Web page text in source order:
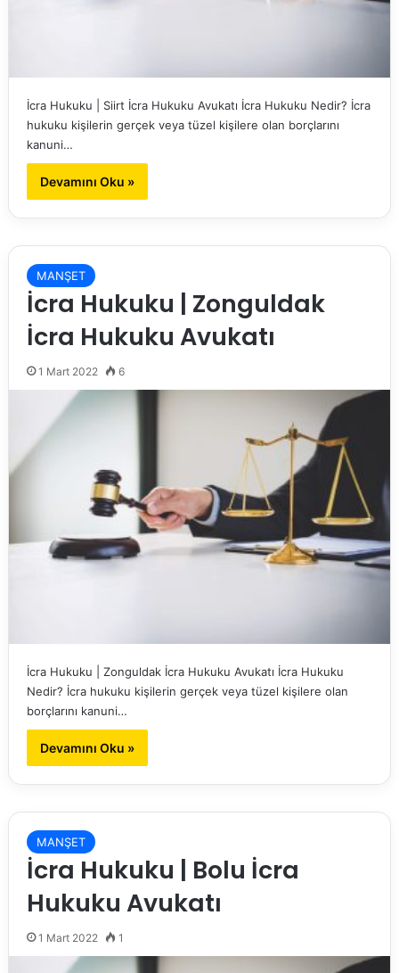
İcra Hukuku | Siirt İcra Hukuku Avukatı İcra Hukuku Nedir? İcra
hukuku kişilerin gerçek veya tüzel kişilere olan borçlarını
kanuni…
Devamını Oku »
MANŞET
İcra Hukuku | Zonguldak
İcra Hukuku Avukatı
1 Mart 2022 6
İcra Hukuku | Zonguldak İcra Hukuku Avukatı İcra Hukuku
Nedir? İcra hukuku kişilerin gerçek veya tüzel kişilere olan
borçlarını kanuni…
Devamını Oku »
MANŞET
İcra Hukuku | Bolu İcra
Hukuku Avukatı
1 Mart 2022 1